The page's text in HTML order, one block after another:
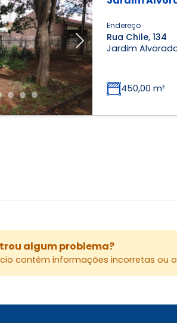
Next
Endereço
Rua Chile, 134
Jardim
450,00 m²
algum problema?
contém informações incorretas ou